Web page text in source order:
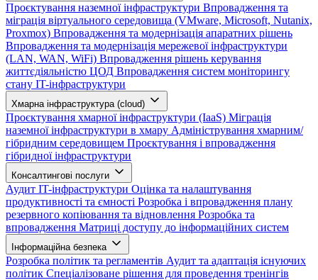
Проєктування наземної інфраструктури Впровадження та
міграція віртуального середовища (VMware, Microsoft, Nutanix,
Proxmox) Впровадження та модернізація апаратних рішень
Впровадження та модернізація мережевої інфраструктури
(LAN, WAN, WiFi) Впровадження рішень керування
життєдіяльністю ЦОД Впровадження систем моніторингу
стану IT-інфраструктури
Хмарна інфраструктура (cloud)
Проєктування хмарної інфраструктури (IaaS) Міграція
наземної інфраструктури в хмару Адміністрування хмарним/
гібридним середовищем Проєктування і впровадження
гібридної інфраструктури
Консалтингові послуги
Аудит IT-інфраструктури Оцінка та налаштування
продуктивності та ємності Розробка і впровадження плану
резервного копіювання та відновлення Розробка та
впровадження Матриці доступу до інформаційних систем
Інформаційна безпека
Розробка політик та регламентів Аудит та адаптація існуючих
політик Спеціалізоване рішення для проведення тренінгів